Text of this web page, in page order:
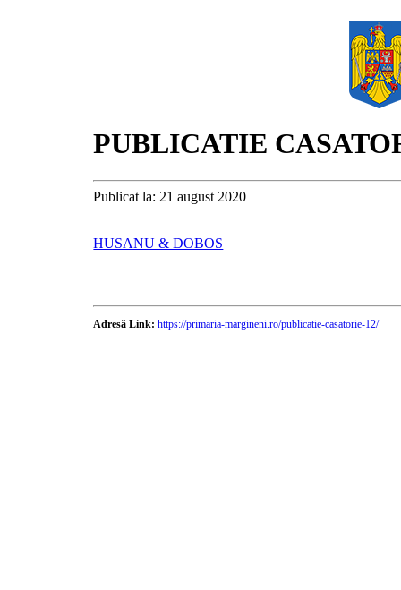
PUBLICATIE
Publicat la: 21 august 2020
HUSANU & DOBOS
Adresă Link: https://primaria-margineni.ro/publicatie-casatorie-12/